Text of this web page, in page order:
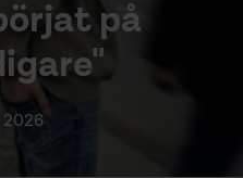
på
2026